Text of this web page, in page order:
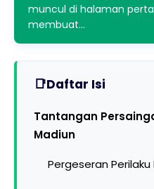
muncul di halaman
membuat…
Daftar Isi
Tantangan
Madiun
Pergeseran